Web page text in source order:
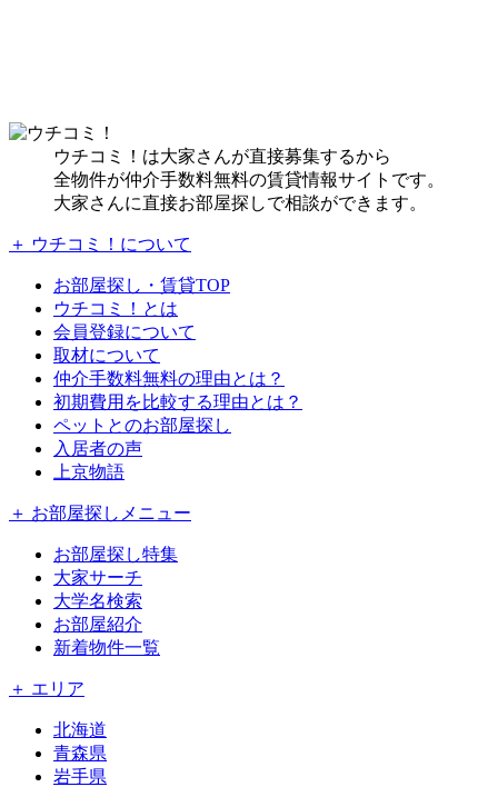
ウチコミ！は大家さんが直接募集するから
全物件が仲介手数料無料の賃貸情報サイトです。
大家さんに直接お部屋探しで相談ができます。
＋ ウチコミ！について
お部屋探し・賃貸TOP
ウチコミ！とは
会員登録について
取材について
仲介手数料無料の理由とは？
初期費用を比較する理由とは？
ペットとのお部屋探し
入居者の声
上京物語
＋ お部屋探しメニュー
お部屋探し特集
大家サーチ
大学名検索
お部屋紹介
新着物件一覧
＋ エリア
北海道
青森県
岩手県